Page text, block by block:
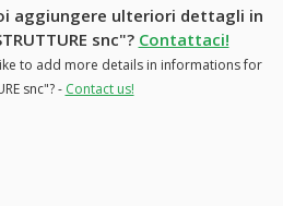
aggiungere ulteriori dettagli in
snc"? Contattaci!
to add more details in informations for
snc"? - Contact us!